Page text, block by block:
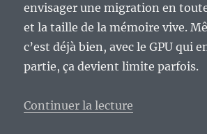
envisager une migration en
et la taille de la mémoire vive.
c’est déjà bien, avec le GPU qui
partie, ça devient limite parfois.
Continuer la lecture